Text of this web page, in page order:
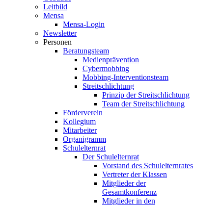
Leitbild
Mensa
Mensa-Login
Newsletter
Personen
Beratungsteam
Medienprävention
Cybermobbing
Mobbing-Interventionsteam
Streitschlichtung
Prinzip der Streitschlichtung
Team der Streitschlichtung
Förderverein
Kollegium
Mitarbeiter
Organigramm
Schulelternrat
Der Schulelternrat
Vorstand des Schulelternrates
Vertreter der Klassen
Mitglieder der
Gesamtkonferenz
Mitglieder in den